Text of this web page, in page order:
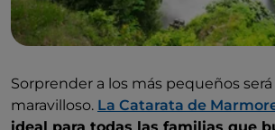
Sorprender a los más pequeños será
maravilloso. La Catarata de
ideal para todas las familias que